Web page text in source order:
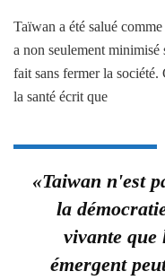
Taïwan a été salué
a non seulement minimisé
fait sans fermer la
la santé écrit que
«Taiwan n'est
la
vivante
émergent